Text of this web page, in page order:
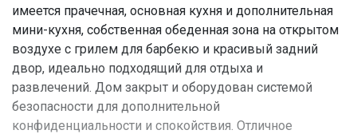
имеется прачечная, основная кухня и дополнительная
мини-кухня, собственная обеденная зона на открытом
воздухе с грилем для барбекю и красивый задний
двор, идеально подходящий для отдыха и
развлечений. Дом закрыт и оборудован системой
безопасности для дополнительной
конфиденциальности и спокойствия. Отличное